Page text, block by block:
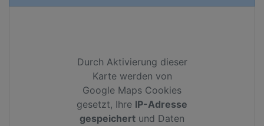
Durch Aktivierung dieser
Karte werden von
Google Maps Cookies
gesetzt, Ihre IP-Adresse
gespeichert und Daten